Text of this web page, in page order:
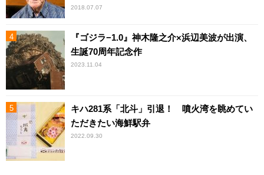
2018.07.07
『ゴジラ−1.0』神木隆之介×浜辺美波が出演、
生誕70周年記念作
2023.11.04
キハ281系「北斗」引退！ 噴火湾を眺めてい
ただきたい海鮮駅弁
2022.09.30